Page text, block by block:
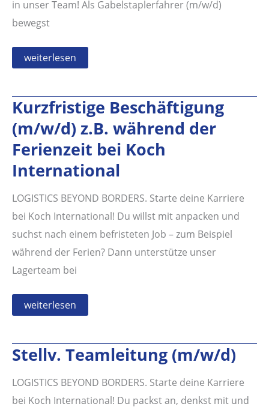
in unser Team! Als Gabelstaplerfahrer (m/w/d)
bewegst
Gabelstaplerfahrer
(m/w/d)
weiterlesen
Kurzfristige Beschäftigung
(m/w/d) z.B. während der
Ferienzeit bei Koch
International
LOGISTICS BEYOND BORDERS. Starte deine Karriere
bei Koch International! Du willst mit anpacken und
suchst nach einem befristeten Job – zum Beispiel
während der Ferien? Dann unterstütze unser
Lagerteam bei
Kurzfristige
Beschäftigung
während
der
Ferienzeit
Koch
International
weiterlesen
Stellv. Teamleitung (m/w/d)
LOGISTICS BEYOND BORDERS. Starte deine Karriere
bei Koch International! Du packst an, denkst mit und